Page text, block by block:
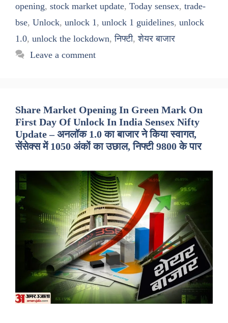
opening, stock market update, Today sensex, trade-
bse, Unlock, unlock 1 , unlock 1 guidelines, unlock
1.0, unlock the lockdown,निफ्टी,शेयर बाजार
Leave a comment
Share Market Opening In Green Mark On
First Day Of Unlock In India Sensex Nifty
Update – अनलॉक 1.0 का बाजार ने किया स्वागत,
सेंसेक्स में 1050 अंकों का उछाल, निफ्टी 9800 के पार